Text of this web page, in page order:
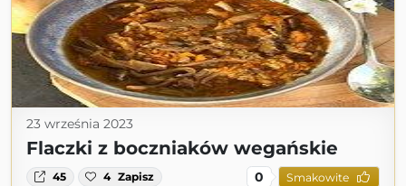
23 września 2023
Flaczki z boczniaków wegańskie
45 4 Zapisz 0 Smakowite